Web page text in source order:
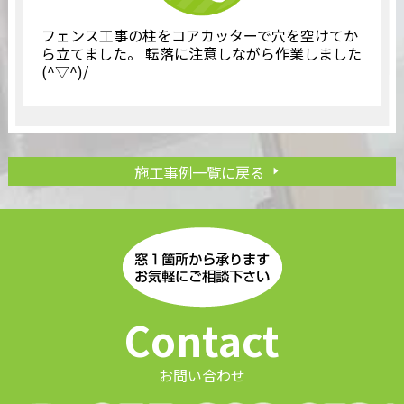
フェンス工事の柱をコアカッターで穴を空けてか
ら立てました。 転落に注意しながら作業しました
(^▽^)/
施工事例一覧に戻る
Contact
お問い合わせ